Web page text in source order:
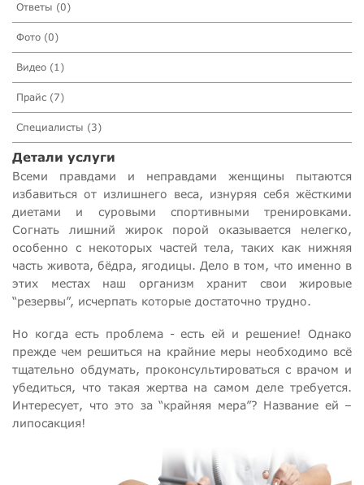
Ответы (0)
Фото (0)
Видео (1)
Прайс (7)
Специалисты (3)
Детали услуги
Всеми правдами и неправдами женщины пытаются
избавиться от излишнего веса, изнуряя себя жёсткими
диетами и суровыми спортивными тренировками.
Согнать лишний жирок порой оказывается нелегко,
особенно с некоторых частей тела, таких как нижняя
часть живота, бёдра, ягодицы. Дело в том, что именно в
этих местах наш организм хранит свои жировые
“резервы”, исчерпать которые достаточно трудно.
Но когда есть проблема - есть ей и решение! Однако
прежде чем решиться на крайние меры необходимо всё
тщательно обдумать, проконсультироваться с врачом и
убедиться, что такая жертва на самом деле требуется.
Интересует, что это за “крайняя мера”? Название ей –
липосакция!